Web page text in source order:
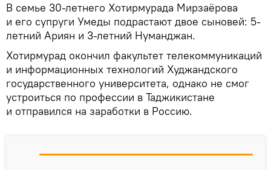
В семье 30-летнего Хотирмурада Мирзаёрова
и его супруги Умеды подрастают двое сыновей: 5-
летний Ариян и 3-летний Нуманджан.
Хотирмурад окончил факультет телекоммуникаций
и информационных технологий Худжандского
государственного университета, однако не смог
устроиться по профессии в Таджикистане
и отправился на заработки в Россию.